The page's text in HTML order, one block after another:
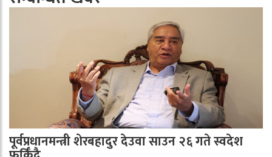
पूर्वप्रधानमन्त्री शेरबहादुर देउवा साउन २६ गते स्वदेश